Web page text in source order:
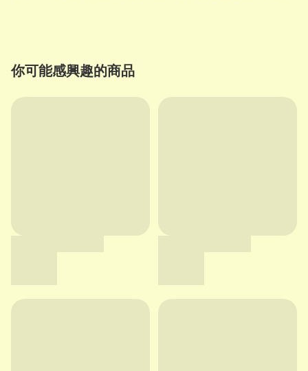
你可能感興趣的商品